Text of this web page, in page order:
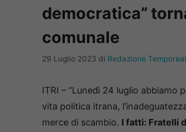
democratica”
comunale
29 Luglio 2023 di Redazione
ITRI – “Lunedì 24 luglio
vita politica itrana,
merce di scambio. I fatti: Fratelli